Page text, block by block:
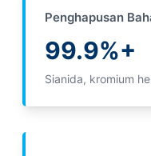
Penghapusan
99.9%+
Sianida, kromium